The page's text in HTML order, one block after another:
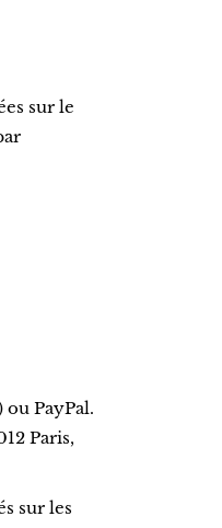
sur le
PayPal.
Paris,
sur les